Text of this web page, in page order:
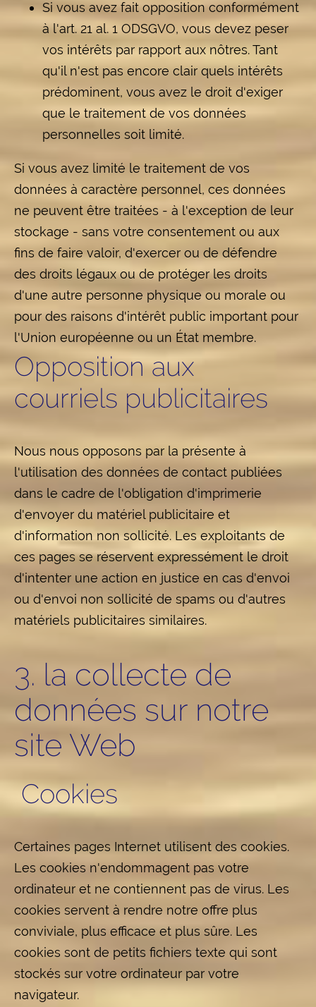
Si vous avez fait opposition conformément
à l'art. 21 al. 1 ODSGVO, vous devez peser
vos intérêts par rapport aux nôtres. Tant
qu'il n'est pas encore clair quels intérêts
prédominent, vous avez le droit d'exiger
que le traitement de vos données
personnelles soit limité.
Si vous avez limité le traitement de vos
données à caractère personnel, ces données
ne peuvent être traitées - à l'exception de leur
stockage - sans votre consentement ou aux
fins de faire valoir, d'exercer ou de défendre
des droits légaux ou de protéger les droits
d'une autre personne physique ou morale ou
pour des raisons d'intérêt public important pour
l'Union européenne ou un État membre.
Opposition aux
courriels publicitaires
Nous nous opposons par la présente à
l'utilisation des données de contact publiées
dans le cadre de l'obligation d'imprimerie
d'envoyer du matériel publicitaire et
d'information non sollicité. Les exploitants de
ces pages se réservent expressément le droit
d'intenter une action en justice en cas d'envoi
ou d'envoi non sollicité de spams ou d'autres
matériels publicitaires similaires.
3. la collecte de
données sur notre
site Web
Cookies
Certaines pages Internet utilisent des cookies.
Les cookies n'endommagent pas votre
ordinateur et ne contiennent pas de virus. Les
cookies servent à rendre notre offre plus
conviviale, plus efficace et plus sûre. Les
cookies sont de petits fichiers texte qui sont
stockés sur votre ordinateur par votre
navigateur.